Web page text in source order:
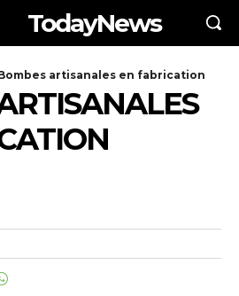
TodayNews
artisanales en fabrication